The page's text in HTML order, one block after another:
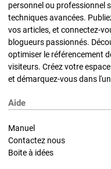
personnel ou professionnel
techniques avancées.
vos articles, et connectez-
blogueurs passionnés.
optimiser le référencement
visiteurs. Créez votre
et démarquez-vous dans
Aide
Manuel
Contactez nous
Boite à idées